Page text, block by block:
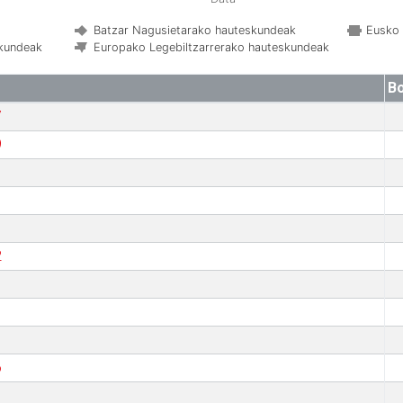
Batzar Nagusietarako hauteskundeak
Europako Legebiltzarrerako hauteskundeak